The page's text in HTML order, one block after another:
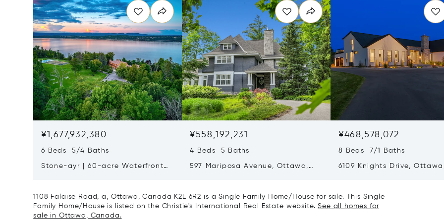
¥1,677,932,380
6 Beds 5/4 Baths
Stone-ayr | 60-acre Waterfront
¥558,192,231
4 Beds 5 Baths
597 Mariposa Avenue, Ottawa,
¥468,578,072
8 Beds 7/1 Baths
6109 Knights Drive,
1108 Falaise Road, a, Ottawa, Canada K2E 6R2 is a Single Family Home/House for sale. This Single
Family Home/House is listed on the Christie's International Real Estate website.See all homes for
sale in Ottawa, Canada.